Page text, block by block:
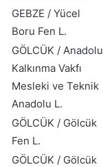
GEBZE / Yücel
Boru Fen L.
GÖLCÜK / Anadolu
Kalkınma Vakfı
Mesleki ve Teknik
Anadolu L.
GÖLCÜK / Gölcük
Fen L.
GÖLCÜK / Gölcük